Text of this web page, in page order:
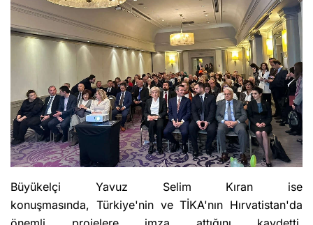
Büyükelçi Yavuz Selim Kıran ise
konuşmasında, Türkiye'nin ve TİKA'nın Hırvatistan'da